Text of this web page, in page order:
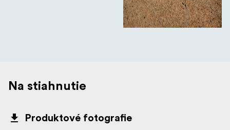
Na stiahnutie
Produktové fotografie